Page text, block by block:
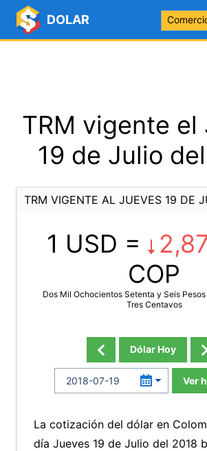
DOLAR
TRM vigente el
19 de Julio
TRM VIGENTE AL JUEVES 19 DE
1 USD =
COP
Dos Mil Ochocientos Setenta y Seis
Tres Centavos
Dólar Hoy
Ver
La cotización del dólar en
día Jueves 19 de Julio del 2018